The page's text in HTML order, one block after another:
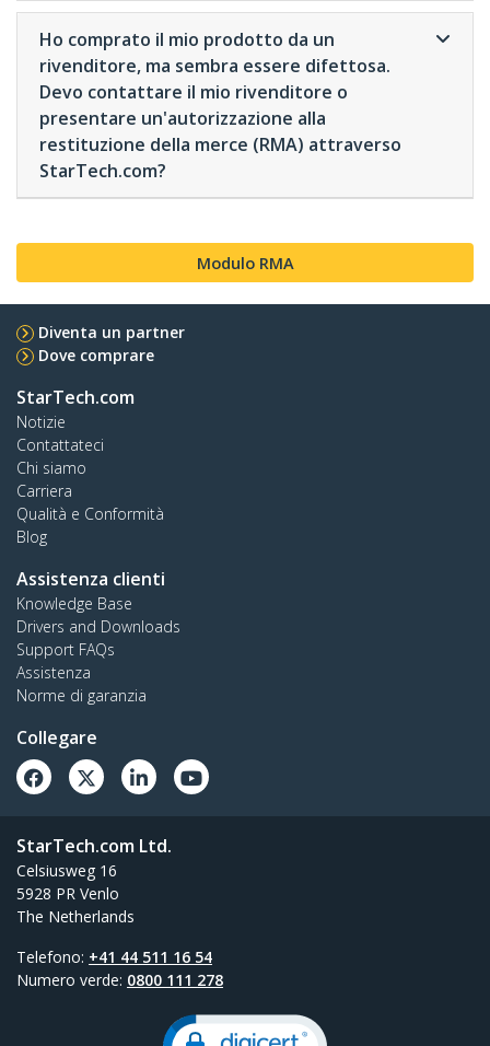
Ho comprato il mio prodotto da un
rivenditore, ma sembra essere difettosa.
Devo contattare il mio rivenditore o
presentare un'autorizzazione alla
restituzione della merce (RMA) attraverso
StarTech.com?
Modulo RMA
Diventa un partner
Dove comprare
StarTech.com
Notizie
Contattateci
Chi siamo
Carriera
Qualità e Conformità
Blog
Assistenza clienti
Knowledge Base
Drivers and Downloads
Support FAQs
Assistenza
Norme di garanzia
Collegare
StarTech.com Ltd.
Celsiusweg 16
5928 PR Venlo
The Netherlands
Telefono: +41 44 511 16 54
Numero verde: 0800 111 278